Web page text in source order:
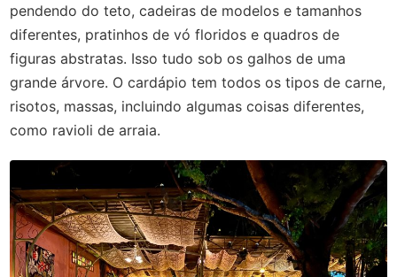
pendendo do teto, cadeiras de modelos e tamanhos
diferentes, pratinhos de vó floridos e quadros de
figuras abstratas. Isso tudo sob os galhos de uma
grande árvore. O cardápio tem todos os tipos de carne,
risotos, massas, incluindo algumas coisas diferentes,
como ravioli de arraia.